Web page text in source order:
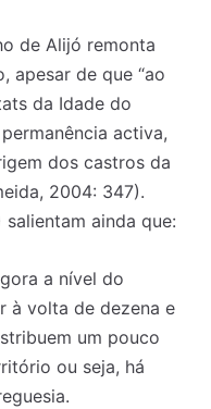
de Alijó remonta
apesar de que “ao
da Idade do
activa,
dos castros da
2004: 347).
ainda que:
a nível do
à volta de dezena e
um pouco
ou seja, há